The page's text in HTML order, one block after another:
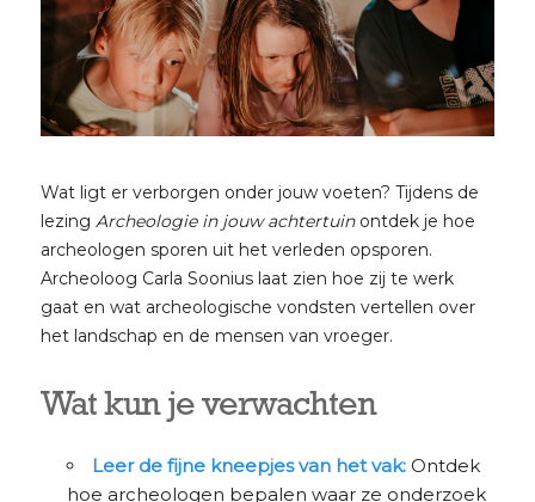
Wat ligt er verborgen onder jouw voeten? Tijdens de
lezing Archeologie in jouw achtertuin ontdek je hoe
archeologen sporen uit het verleden opsporen.
Archeoloog Carla Soonius laat zien hoe zij te werk
gaat en wat archeologische vondsten vertellen over
het landschap en de mensen van vroeger.
Wat kun je verwachten
Leer de fijne kneepjes van het vak:Ontdek
hoe archeologen bepalen waar ze onderzoek